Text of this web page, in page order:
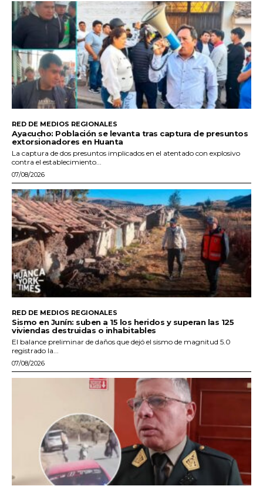
RED DE MEDIOS REGIONALES
Ayacucho: Población se levanta tras captura de presuntos
extorsionadores en Huanta
La captura de dos presuntos implicados en el atentado con explosivo
contra el establecimiento...
07/08/2026
RED DE MEDIOS REGIONALES
Sismo en Junín: suben a 15 los heridos y superan las 125
viviendas destruidas o inhabitables
El balance preliminar de daños que dejó el sismo de magnitud 5.0
registrado la...
07/08/2026